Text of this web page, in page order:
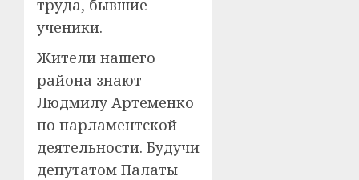
труда, бывшие
ученики.
Жители нашего
района знают
Людмилу Артеменко
по парламентской
деятельности. Будучи
депутатом Палаты